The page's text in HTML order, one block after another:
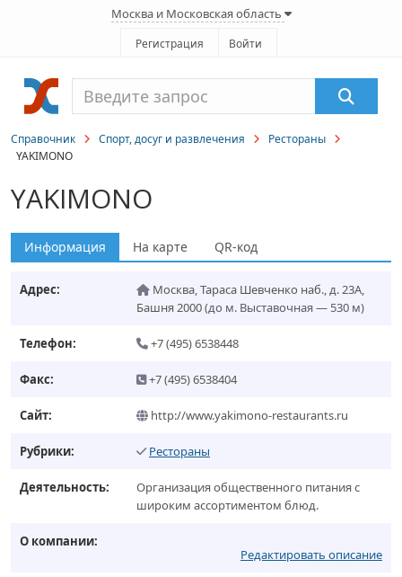
Москва и Московская область
Регистрация Войти
Справочник Спорт, досуг и развлечения
Рестораны
YAKIMONO
YAKIMONO
Информация На карте QR-код
Адрес: Москва,Тараса Шевченко наб., д. 23А,
Башня 2000(до м. Выставочная — 530 м)
Телефон: +7 (495) 6538448
Факс: +7 (495) 6538404
Сайт: http://www.yakimono-restaurants.ru
Рубрики: Рестораны
Деятельность:
Организация общественного питания с
широким ассортиментом блюд.
О компании:
Редактировать описание